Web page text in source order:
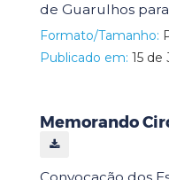
de Guarulhos
Formato/Tamanho:
Publicado em: 15 de
Memorando
Convocação dos